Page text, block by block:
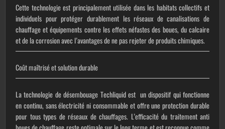
Cette technologie est principalement utilisée dans les habitats collectifs et
individuels pour protéger durablement les réseaux de canalisations de
chauffage et équipements contre les effets néfastes des boues, du calcaire
et de la corrosion avec l’avantages de ne pas rejeter de produits chimiques.
Coût maîtrisé et solution durable
La technologie de désembouage Techliquid est un dispositif qui fonctionne
en continu, sans électricité ni consommable et offre une protection durable
pour tous types de réseaux de chauffages. L’efficacité du traitement anti